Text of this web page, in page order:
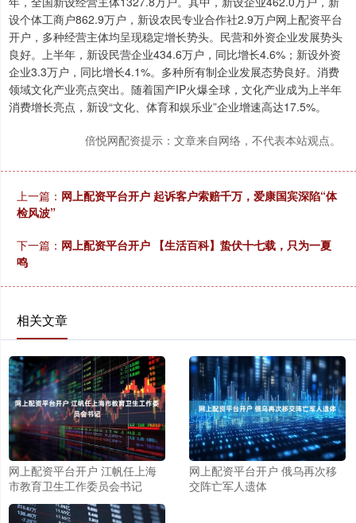
设个体工商户862.9万户，新设农民专业合作社2.9万户网上配资平台
开户，多种经营主体均呈现稳定增长势头。民营和外资企业发展势头
良好。上半年，新设民营企业434.6万户，同比增长4.6%；新设外资
企业3.3万户，同比增长4.1%。多种所有制企业发展态势良好。消费
领域文化产业亮点突出。随着国产IP火爆全球，文化产业成为上半年
消费增长亮点，新设“文化、体育和娱乐业”企业增速高达17.5%。
倍悦网配资提示：文章来自网络，不代表本站观点。
上一篇： 网上配资平台开户 起诉客户索赔千万，爱康国宾深陷“体
检风波”
下一篇： 网上配资平台开户 【生活百科】蛰伏十七载，只为一夏
鸣
相关文章
网上配资平台开户 江帆任上海
市教育卫生工作委员会书记
网上配资平台开户 俄乌再次移
交阵亡军人遗体